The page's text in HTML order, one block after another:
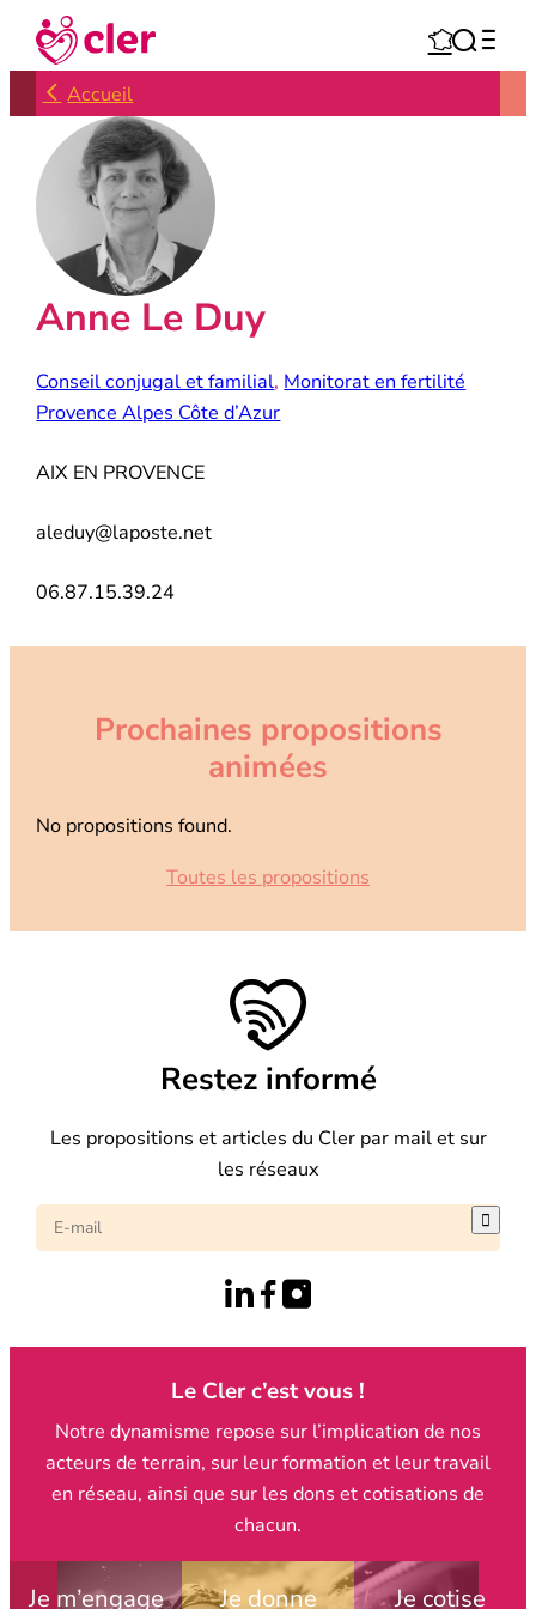
Aller
contenu
 
Accueil
Anne Le Duy
Conseil conjugal et familial, Monitorat en fertilité
Provence Alpes Côte d’Azur
AIX EN PROVENCE
aleduy@laposte.net
06.87.15.39.24
Prochaines propositions
animées
No propositions found.
Toutes les propositions
Restez informé
Les propositions et articles du Cler par mail et sur
les réseaux

Le Cler c’est vous !
Notre dynamisme repose sur l’implication de nos
acteurs de terrain, sur leur formation et leur travail
en réseau, ainsi que sur les dons et cotisations de
chacun.
Je m’engage Je donne Je cotise